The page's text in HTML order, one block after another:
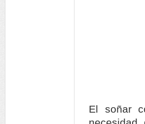
El soñar